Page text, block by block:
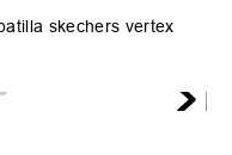
skechers vertex